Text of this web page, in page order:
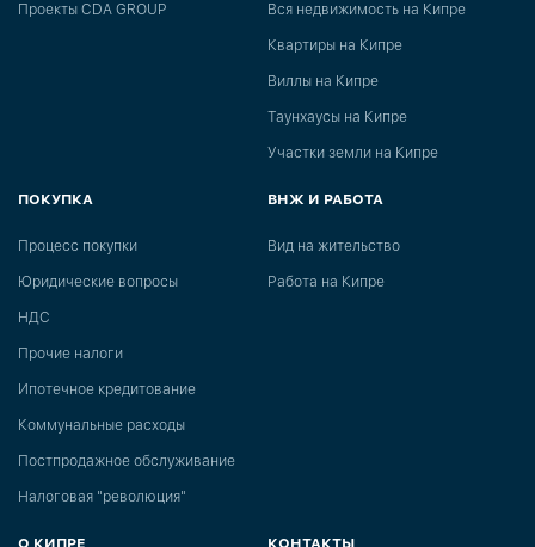
Проекты CDA GROUP Вся недвижимость на Кипре
Квартиры на Кипре
Виллы на Кипре
Таунхаусы на Кипре
Участки земли на Кипре
ПОКУПКА
Процесс покупки
Юридические вопросы
НДС
Прочие налоги
Ипотечное кредитование
Коммунальные расходы
Постпродажное обслуживание
Налоговая "революция"
ВНЖ И РАБОТА
Вид на жительство
Работа на Кипре